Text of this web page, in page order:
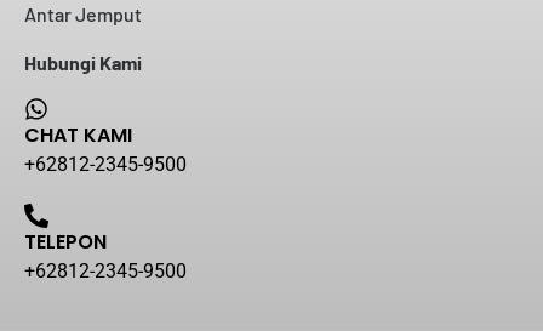
Antar Jemput
Hubungi Kami
CHAT KAMI
+62812-2345-9500
TELEPON
+62812-2345-9500